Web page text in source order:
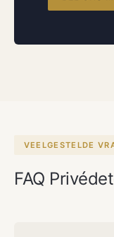
VEELGESTELDE
FAQ